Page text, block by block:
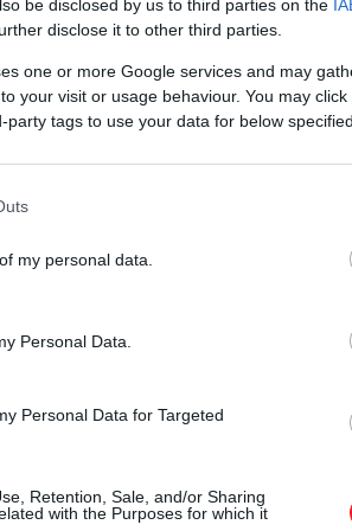
be disclosed by us to third parties on the
disclose it to other third parties.
one or more Google services and may
your visit or usage behaviour. You may
tags to use your data for below
my personal data.
Personal Data.
Personal Data for Targeted
Retention, Sale, and/or Sharing
with the Purposes for which it
utcákon valóban